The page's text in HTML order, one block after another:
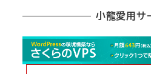
カ
小龍愛用サ